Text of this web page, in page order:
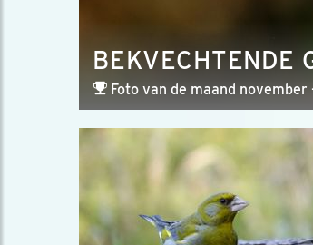
BEKVECHTENDE
Foto van de maand